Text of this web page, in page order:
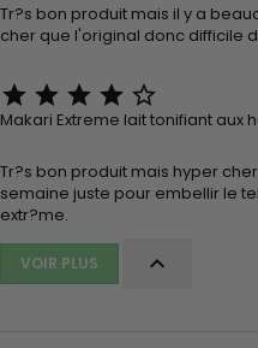
Tr?s bon produit mais il y a
cher que l'original donc difficile
    
Makari Extreme lait tonifiant aux
Tr?s bon produit mais hyper
semaine juste pour embellir le
extr?me.
VOIR PLUS 